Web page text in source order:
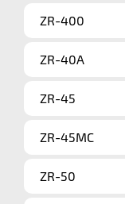
ZR-400
ZR-40A
ZR-45
ZR-45MC
ZR-50